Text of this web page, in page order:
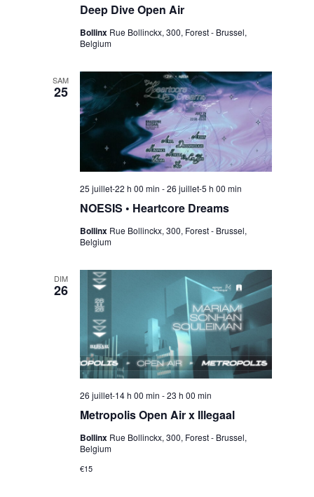
Deep Dive Open Air
Bollinx Rue Bollinckx, 300, Forest - Brussel,
Belgium
SAM
25
NOESIS • Heartcore Dreams
25 juillet-22 h 00 min -26 juillet-5 h 00 min
Bollinx Rue Bollinckx, 300, Forest - Brussel,
Belgium
DIM
26
Metropolis Open Air x Illegaal
26 juillet-14 h 00 min -23 h 00 min
Bollinx Rue Bollinckx, 300, Forest - Brussel,
Belgium
€15